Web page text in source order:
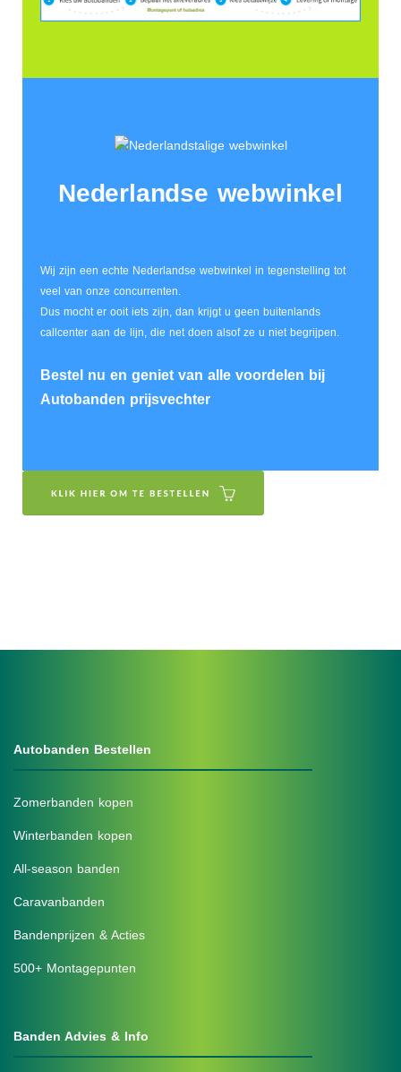
Nederlandse webwinkel
Wij zijn een echte Nederlandse webwinkel in tegenstelling tot
veel van onze concurrenten.
Dus mocht er ooit iets zijn, dan krijgt u geen buitenlands
callcenter aan de lijn, die net doen alsof ze u niet begrijpen.
Bestel nu en geniet van alle voordelen bij
Autobanden prijsvechter
Autobanden Bestellen
Zomerbanden kopen
Winterbanden kopen
All-season banden
Caravanbanden
Bandenprijzen & Acties
500+ Montagepunten
Banden Advies & Info